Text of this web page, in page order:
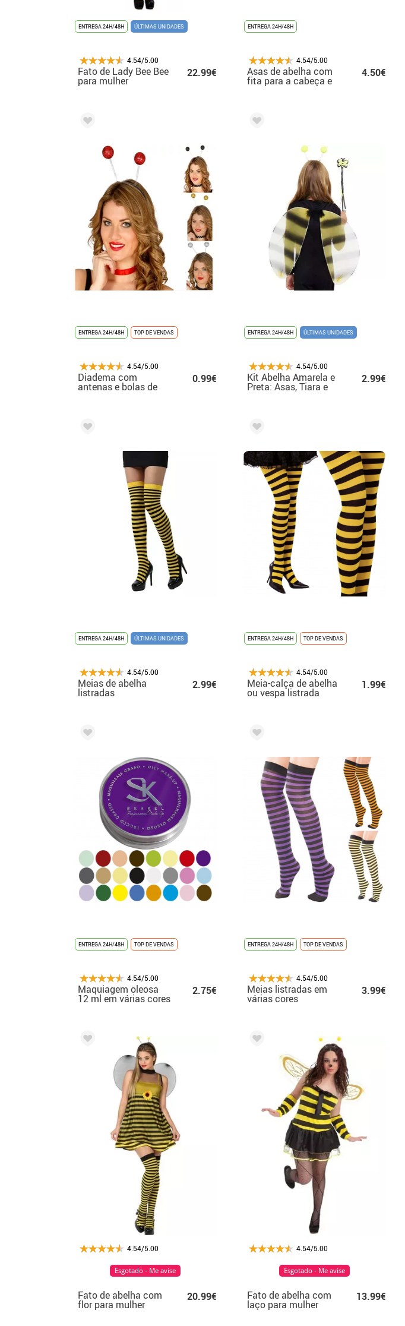
ENTREGA 24H/48H ÚLTIMAS UNIDADES
4.54/5.00
Fato de Lady Bee Bee
para mulher
22.99€
ENTREGA 24H/48H
4.54/5.00
Asas de abelha com
fita para a cabeça e
varinha 54x34 cm
4.50€
ENTREGA 24H/48H TOP DE VENDAS
4.54/5.00
Diadema com
antenas e bolas de
0.99€
ENTREGA 24H/48H ÚLTIMAS UNIDADES
4.54/5.00
Kit Abelha Amarela e
Preta: Asas, Tiara e
2.99€
ENTREGA 24H/48H ÚLTIMAS UNIDADES
4.54/5.00
Meias de abelha
listradas
2.99€
ENTREGA 24H/48H TOP DE VENDAS
4.54/5.00
Meia-calça de abelha
ou vespa listrada
1.99€
ENTREGA 24H/48H TOP DE VENDAS
4.54/5.00
Maquiagem oleosa
12 ml em várias cores
2.75€
ENTREGA 24H/48H TOP DE VENDAS
4.54/5.00
Meias listradas em
várias cores
3.99€
4.54/5.00
Fato de abelha com
flor para mulher
20.99€
Esgotado - Me avise
4.54/5.00
Fato de abelha com
laço para mulher
13.99€
Esgotado - Me avise